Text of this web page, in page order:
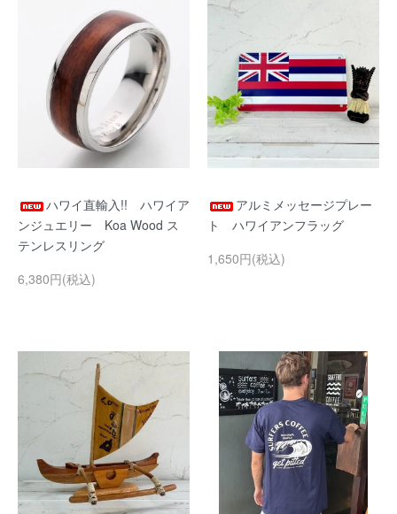
ハワイ直輸入!! ハワイア
ンジュエリー Koa Wood ス
テンレスリング
6,380円(税込)
アルミメッセージプレー
ト ハワイアンフラッグ
1,650円(税込)